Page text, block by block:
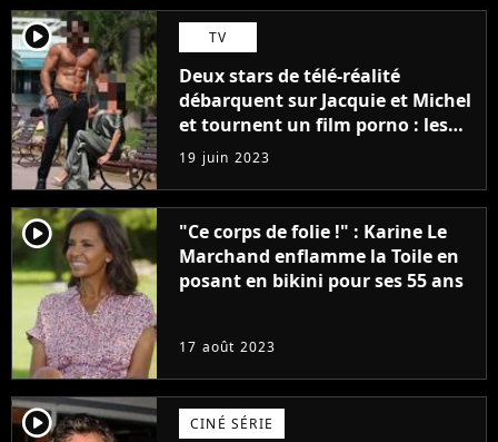
player2 TV
Deux stars de télé-réalité
débarquent sur Jacquie et Michel
et tournent un film porno : les
premières images du tournage
(exclu)
19 juin 2023
player2
"Ce corps de folie !" : Karine Le
Marchand enflamme la Toile en
posant en bikini pour ses 55 ans
17 août 2023
player2 CINÉ SÉRIE